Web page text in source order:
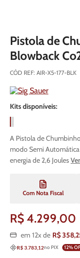
Pistola de
Blowback
CÓD REF: AIR-X5-177-BLK
Kits disponíveis:
A Pistola de
modo Semi
energia de 2,6 Joules
Com Nota Fiscal
R$4.299,00
em 12x de R$358,
R$ 3.783,12no PIX 12%